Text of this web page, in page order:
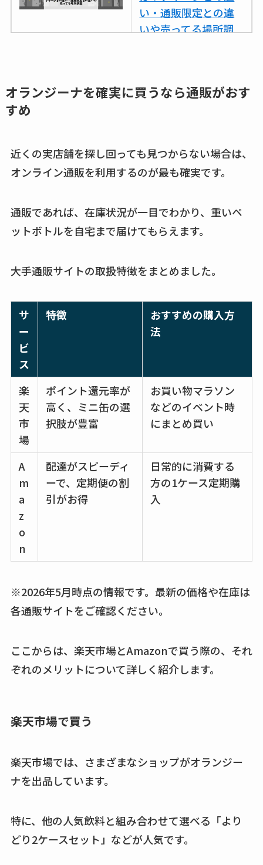
い・通販限定との違
いや売ってる場所調
め替えはどこで売っ
アクアテクトゲルが
売ってる場所はど
買える？値段や手荒
れの口コミも調査
の料金は？セール・
つ？激安販売店・通
販も調査
ズで買える？楽天や
amazonなど通販の販
売店も調査
ットが廃盤？なぜ？
売ってない？どこで
売ってるか・代替品
など解説
復刻はある？ウルト
売ってる場所調査
ない？売ってる場所
は？代わりの代用品
は？おすすめや効果
オランジーナを確実に買うなら通販がおす
すめ
近くの実店舗を探し回っても見つからない場合は、
オンライン通販を利用するのが最も確実です。
通販であれば、在庫状況が一目でわかり、重いペ
ットボトルを自宅まで届けてもらえます。
大手通販サイトの取扱特徴をまとめました。
サ
ー
ビ
ス
特徴
おすすめの購入方
法
楽
天
市
場
ポイント還元率が
高く、ミニ缶の選
択肢が豊富
お買い物マラソン
などのイベント時
にまとめ買い
A
m
a
z
o
n
配達がスピーディ
ーで、定期便の割
引がお得
日常的に消費する
方の1ケース定期購
入
※2026年5月時点の情報です。最新の価格や在庫は
各通販サイトをご確認ください。
ここからは、楽天市場とAmazonで買う際の、それ
ぞれのメリットについて詳しく紹介します。
楽天市場で買う
楽天市場では、さまざまなショップがオランジー
ナを出品しています。
特に、他の人気飲料と組み合わせて選べる「より
どり2ケースセット」などが人気です。